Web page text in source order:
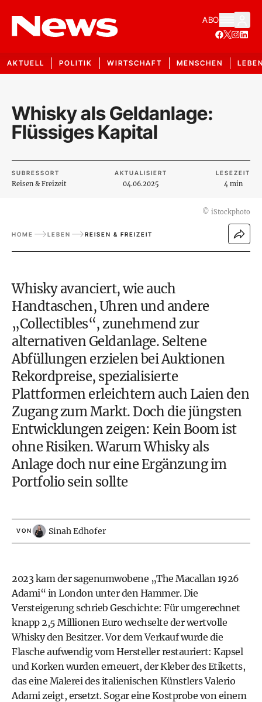
ABO
AKTUELL POLITIK WIRTSCHAFT MENSCHEN
Whisky als Geldanlage:
Flüssiges Kapital
SUBRESSORT
Reisen & Freizeit
AKTUALISIERT
04.06.2025
LESEZEIT
4 min
© iStockphoto
HOME LEBEN REISEN & FREIZEIT
Whisky avanciert, wie auch
Handtaschen, Uhren und andere
„Collectibles“, zunehmend zur
alternativen Geldanlage. Seltene
Abfüllungen erzielen bei Auktionen
Rekordpreise, spezialisierte
Plattformen erleichtern auch Laien den
Zugang zum Markt. Doch die jüngsten
Entwicklungen zeigen: Kein Boom ist
ohne Risiken. Warum Whisky als
Anlage doch nur eine Ergänzung im
Portfolio sein sollte
VON Sinah Edhofer
2023 kam der sagenumwobene „The Macallan 1926
Adami“ in London unter den Hammer. Die
Versteigerung schrieb Geschichte: Für umgerechnet
knapp 2,5 Millionen Euro wechselte der wertvolle
Whisky den Besitzer. Vor dem Verkauf wurde die
Flasche aufwendig vom Hersteller restauriert: Kapsel
und Korken wurden erneuert, der Kleber des Etiketts,
das eine Malerei des italienischen Künstlers Valerio
Adami zeigt, ersetzt. Sogar eine Kostprobe von einem